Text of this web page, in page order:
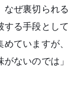
なぜ裏切られる
する手段として
ていますが、
ないのでは」